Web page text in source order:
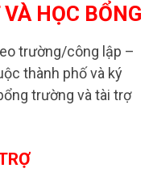
HỌC BỔNG
trường/công lập –
thành phố và ký
trường và tài trợ